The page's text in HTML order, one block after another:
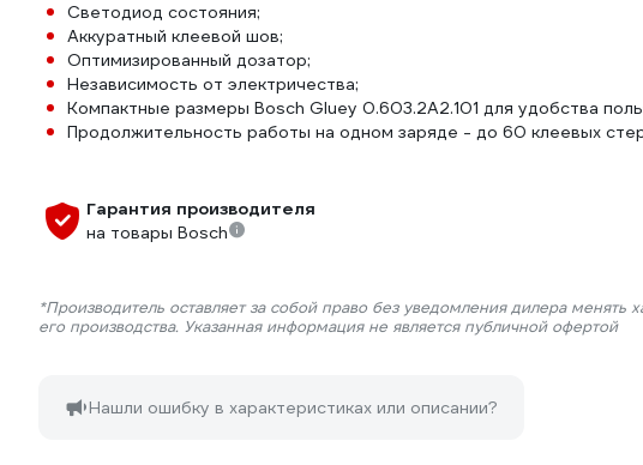
Светодиод состояния;
Аккуратный клеевой шов;
Оптимизированный дозатор;
Независимость от электричества;
Компактные размеры Bosch Gluey 0.603.2A2.101 для удобства
Продолжительность работы на одном заряде - до 60 клеевых
Гарантия производителя
на товары Bosch
*Производитель оставляет за собой право без уведомления дилера
его производства. Указанная информация не является публичной офертой
Нашли ошибку в характеристиках или описании?